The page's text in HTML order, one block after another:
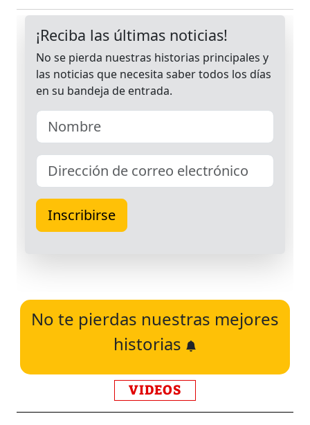
No te pierdas nuestras mejores
historias
VIDEOS